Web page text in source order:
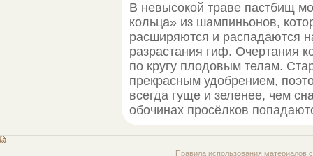
В невысокой траве пастбищ
кольца» из шампиньонов,
расширяются и распадаются
разрастания гиф. Очертания
по кругу плодовым телам.
прекрасным удобрением,
всегда гуще и зеленее, чем
обочинах просёлков
Правила использования материалов